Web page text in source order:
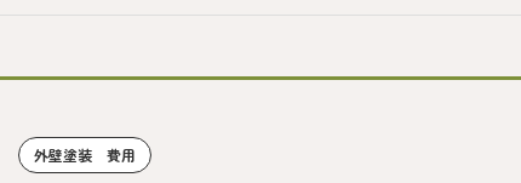
外壁塗装 費用